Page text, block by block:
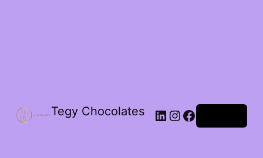
Tegy Chocolates LinkedIn
Instagram
Facebook